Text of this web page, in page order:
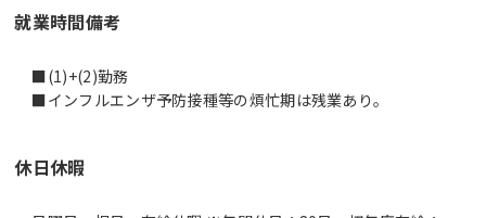
就業時間備考
■(1)+(2)勤務
休日休暇